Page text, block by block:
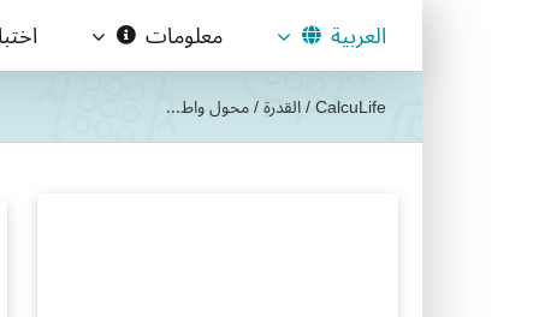
العربية معلومات
CalcuLife
/القدرة/محول واط...